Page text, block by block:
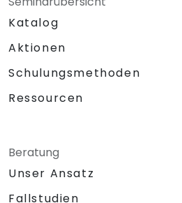
Katalog
Aktionen
Schulungsmethoden
Ressourcen
Beratung
Unser Ansatz
Fallstudien